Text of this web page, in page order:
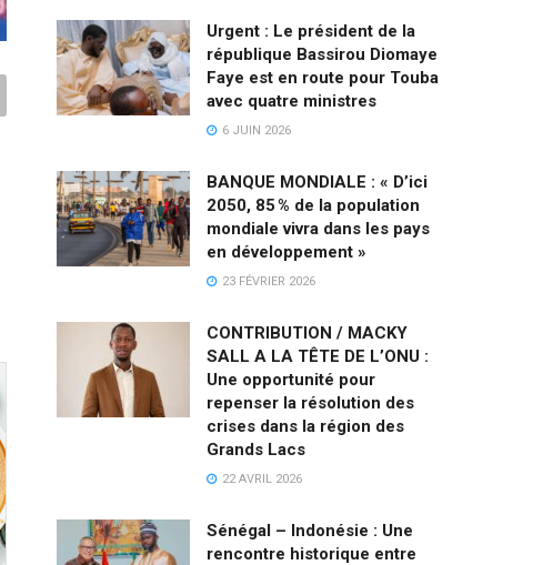
Urgent : Le président de la
république Bassirou Diomaye
Faye est en route pour Touba
avec quatre ministres
6 JUIN 2026
BANQUE MONDIALE : « D’ici
2050, 85 % de la population
mondiale vivra dans les pays
en développement »
23 FÉVRIER 2026
CONTRIBUTION / MACKY
SALL A LA TÊTE DE L’ONU :
Une opportunité pour
repenser la résolution des
crises dans la région des
Grands Lacs
22 AVRIL 2026
Sénégal – Indonésie : Une
rencontre historique entre